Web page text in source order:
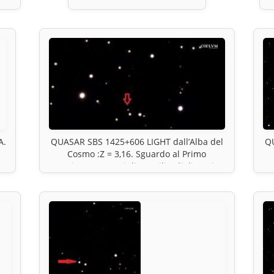
QUASAR SBS 1425+606 LIGHT dall’Alba del
Cosmo :Z = 3,16. Sguardo al Primo
Universo. Fotoni di 11 miliardi di anni
Particolare della foto già inserita